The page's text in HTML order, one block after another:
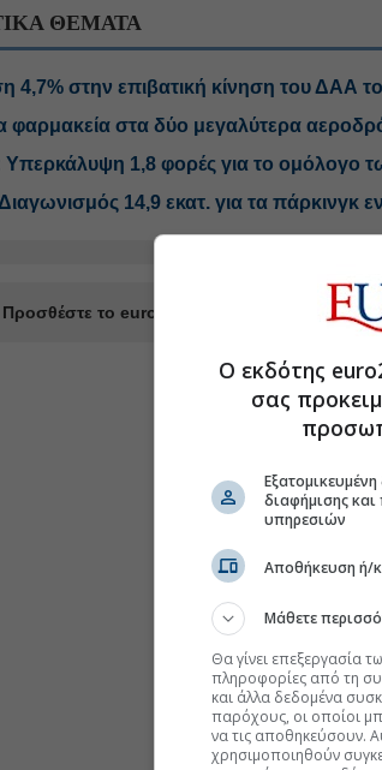
ΘΕΜΑΤΑ
4,7% στην επιβατική κίνηση του ΔΑΑ
φαρμακεία στα δύο μεγαλύτερα
1,8 φορές για το ομόλογο
14,9 εκατ. για τα πάρκινγκ
Προσθέστε το euro2day.gr στο Discover
Ο εκδότης
σας
διαφήμισης
υπηρεσιών
Αποθήκευση ή/
Μάθετε
Θα γίνει επεξεργασία
πληροφορίες από τη
και άλλα δεδομένα
παρόχους, οι οποίοι
να τις αποθηκεύσουν.
χρησιμοποιηθούν